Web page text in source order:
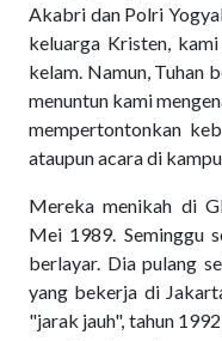
Akabri dan Polri
keluarga Kristen,
kelam. Namun, Tuhan
menuntun kami
mempertontonkan
ataupun acara di
Mereka menikah di
Mei 1989. Seminggu
berlayar. Dia pulang
yang bekerja di
"jarak jauh", tahun